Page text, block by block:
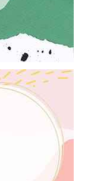
nền hài hòa trắng
thuật